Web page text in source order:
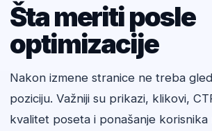
Šta meriti posle
optimizacije
Nakon izmene stranice ne treba
poziciju. Važniji su prikazi, klikovi,
kvalitet poseta i ponašanje korisnika